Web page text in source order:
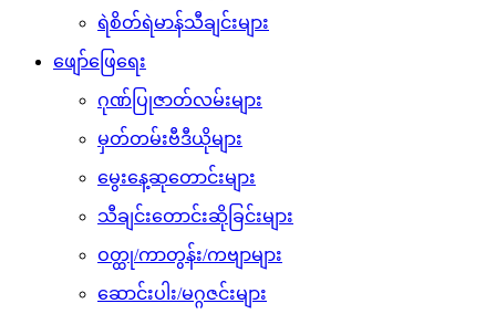
ရဲစိတ်ရဲမာန်သီချင်းများ
ဖျော်ဖြေရေး
ဂုဏ်ပြုဇာတ်လမ်းများ
မှတ်တမ်းဗီဒီယိုများ
မွေးနေ့ဆုတောင်းများ
သီချင်းတောင်းဆိုခြင်းများ
ဝတ္ထု/ကာတွန်း/ကဗျာများ
ဆောင်းပါး/မဂ္ဂဇင်းများ